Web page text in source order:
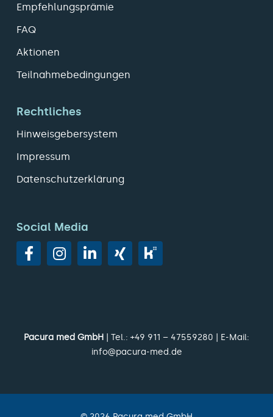
Empfehlungsprämie
FAQ
Aktionen
Teilnahmebedingungen
Rechtliches
Hinweisgebersystem
Impressum
Datenschutzerklärung
Social Media
Pacura med GmbH | Tel.: +49 911 – 47559280 | E-Mail:
info@pacura-med.de